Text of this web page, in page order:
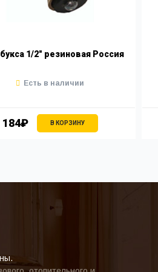
1/2" резиновая Россия
184₽ В КОРЗИНУ
Есть в наличии